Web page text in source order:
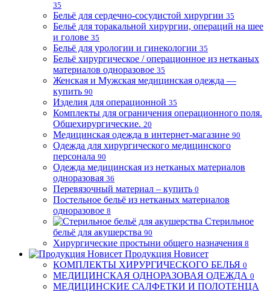
35
Бельё для сердечно-сосудистой хирургии 35
Бельё для торакальной хирургии, операций на шее
и голове 35
Бельё для урологии и гинекологии 35
Бельё хирургическое / операционное из нетканых
материалов одноразовое 35
Женская и Мужская медицинская одежда —
купить 90
Изделия для операционной 35
Комплекты для ограничения операционного поля.
Общехирургические. 20
Медицинская одежда в интернет-магазине 90
Одежда для хирургического медицинского
персонала 90
Одежда медицинская из нетканых материалов
одноразовая 36
Перевязочный материал – купить 0
Постельное бельё из нетканых материалов
одноразовое 8
Стерильное
бельё для акушерства 90
Хирургические простыни общего назначения 8
Продукция Новисет
КОМПЛЕКТЫ ХИРУРГИЧЕСКОГО БЕЛЬЯ 0
МЕДИЦИНСКАЯ ОДНОРАЗОВАЯ ОДЕЖДА 0
МЕДИЦИНСКИЕ САЛФЕТКИ И ПОЛОТЕНЦА